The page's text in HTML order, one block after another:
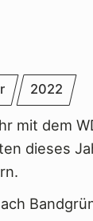
2022
mit dem
dieses